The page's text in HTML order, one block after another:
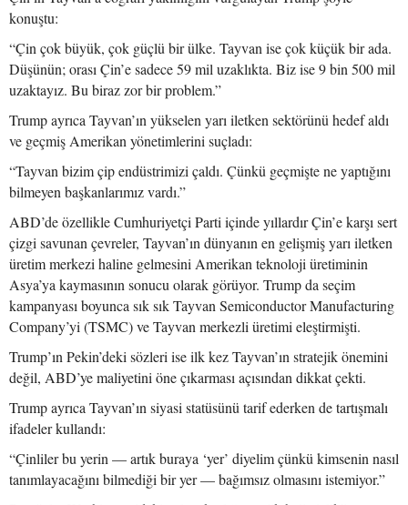
konuştu:
“Çin çok büyük, çok güçlü bir ülke. Tayvan ise çok küçük bir ada.
Düşünün; orası Çin’e sadece 59 mil uzaklıkta. Biz ise 9 bin 500 mil
uzaktayız. Bu biraz zor bir problem.”
Trump ayrıca Tayvan’ın yükselen yarı iletken sektörünü hedef aldı
ve geçmiş Amerikan yönetimlerini suçladı:
“Tayvan bizim çip endüstrimizi çaldı. Çünkü geçmişte ne yaptığını
bilmeyen başkanlarımız vardı.”
ABD’de özellikle Cumhuriyetçi Parti içinde yıllardır Çin’e karşı sert
çizgi savunan çevreler, Tayvan’ın dünyanın en gelişmiş yarı iletken
üretim merkezi haline gelmesini Amerikan teknoloji üretiminin
Asya’ya kaymasının sonucu olarak görüyor. Trump da seçim
kampanyası boyunca sık sık Tayvan Semiconductor Manufacturing
Company’yi (TSMC) ve Tayvan merkezli üretimi eleştirmişti.
Trump’ın Pekin’deki sözleri ise ilk kez Tayvan’ın stratejik önemini
değil, ABD’ye maliyetini öne çıkarması açısından dikkat çekti.
Trump ayrıca Tayvan’ın siyasi statüsünü tarif ederken de tartışmalı
ifadeler kullandı:
“Çinliler bu yerin — artık buraya ‘yer’ diyelim çünkü kimsenin nasıl
tanımlayacağını bilmediği bir yer — bağımsız olmasını istemiyor.”